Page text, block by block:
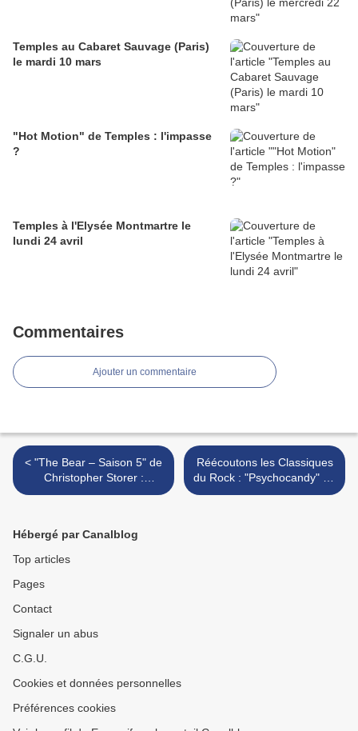
Temples au Cabaret Sauvage (Paris)
le mardi 10 mars
"Hot Motion" de Temples : l'impasse
?
Temples à l'Elysée Montmartre le
lundi 24 avril
Commentaires
Ajouter un commentaire
< "The Bear – Saison 5" de
Christopher Storer :
combien d’étoiles ?
Réécoutons les Classiques
du Rock : "Psychocandy" de
The Jesus and Mary Chain
Hébergé par Canalblog
Top articles
Pages
Contact
Signaler un abus
C.G.U.
Cookies et données personnelles
Préférences cookies